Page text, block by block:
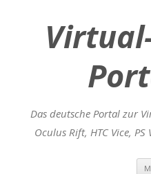
Das deutsche Portal zur
Oculus Rift, HTC Vice,